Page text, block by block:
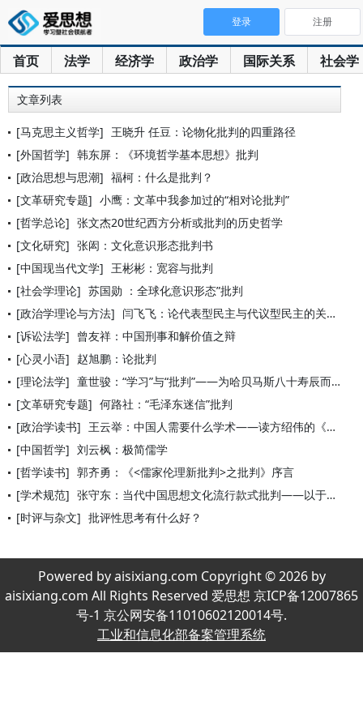
首页 法学 经济学 政治学 国际关系 社会学
登录 注册
文章列表
[马克思主义哲学] 王晓升 任豆：论物化批判的四重路径
[外国哲学] 韩东屏：《环境哲学基本思想》批判
[政治思想与思潮] 福柯：什么是批判？
[文革研究专题] 小鹰：文革中我参加过的“相对论批判”
[哲学总论] 张文杰20世纪西方分析或批判的历史哲学
[文化研究] 张闳：文化意识形态批判书
[中国现当代文学] 王彬彬：宽容与批判
[社会学理论] 苏国勋 ：全球化意识形态”批判
[政治学理论与方法] 闫飞飞：论代表型民主与代议型民主的关系：批判与重构——与王绍
[诉讼法学] 曾友祥：中国刑事和解价值之辩
[心灵小语] 赵旭鹏：论批判
[理论法学] 童世骏：“学习”与“批判”——为哈贝马斯八十寿辰而写
[文革研究专题] 何路社：“毛泽东迷信”批判
[政治学读书] 王云举：中国人需要什么学术——读方绍伟的《中国知识分子批判》
[中国哲学] 刘云枫：极简儒学
[哲学读书] 郭齐勇：《<儒家伦理新批判>之批判》序言
[学术规范] 张守东：当代中国思想文化流行款式批判——以于丹、余秋雨、汪晖
[时评与杂文] 批评性思考有什么好？
Powered by aisixiang.com Copyright © 2026 by
aisixiang.com All Rights Reserved 爱思想 京ICP备12007865
号-1 京公网安备11010602120014号.
工业和信息化部备案管理系统